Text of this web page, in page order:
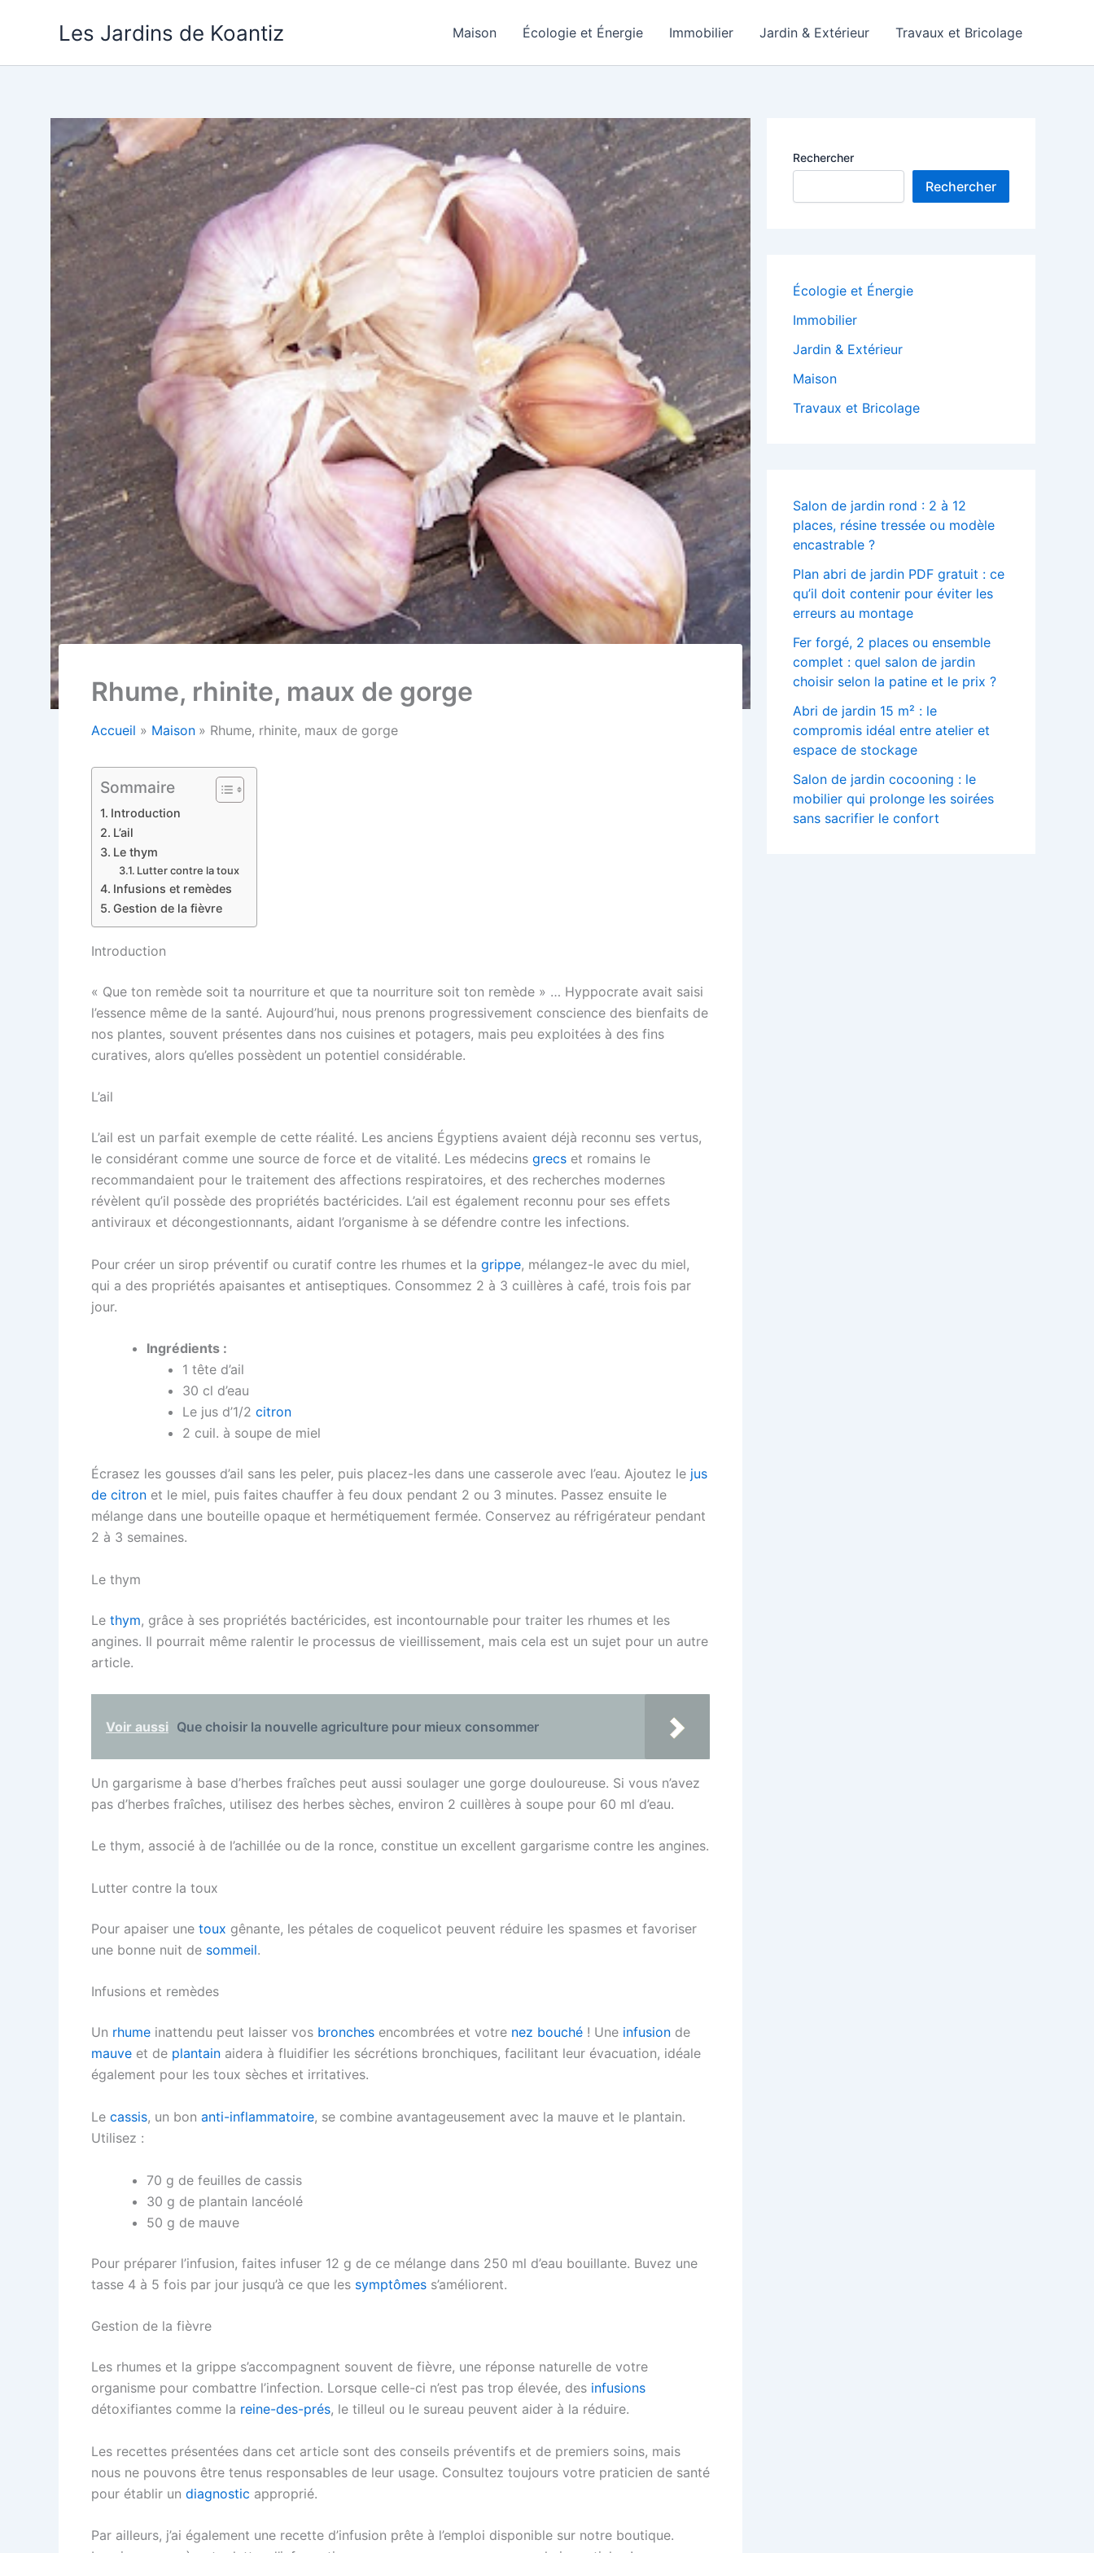
Les Jardins de Koantiz Maison Écologie et Énergie Immobilier Jardin & Extérieur Travaux et Bricolage
Rhume, rhinite, maux de gorge
Accueil Maison Rhume, rhinite, maux de gorge
Sommaire
Introduction
L’ail
Le thym
Lutter contre la toux
Infusions et remèdes
Gestion de la fièvre
Introduction
« Que ton remède soit ta nourriture et que ta nourriture soit ton remède » … Hyppocrate avait saisi
l’essence même de la santé. Aujourd’hui, nous prenons progressivement conscience des bienfaits de
nos plantes, souvent présentes dans nos cuisines et potagers, mais peu exploitées à des fins
curatives, alors qu’elles possèdent un potentiel considérable.
L’ail
L’ail est un parfait exemple de cette réalité. Les anciens Égyptiens avaient déjà reconnu ses vertus,
le considérant comme une source de force et de vitalité. Les médecins grecs et romains le
recommandaient pour le traitement des affections respiratoires, et des recherches modernes
révèlent qu’il possède des propriétés bactéricides. L’ail est également reconnu pour ses effets
antiviraux et décongestionnants, aidant l’organisme à se défendre contre les infections.
Pour créer un sirop préventif ou curatif contre les rhumes et la grippe, mélangez-le avec du miel,
qui a des propriétés apaisantes et antiseptiques. Consommez 2 à 3 cuillères à café, trois fois par
jour.
Ingrédients :
1 tête d’ail
30 cl d’eau
Le jus d’1/2 citron
2 cuil. à soupe de miel
Écrasez les gousses d’ail sans les peler, puis placez-les dans une casserole avec l’eau. Ajoutez le jus
de citron et le miel, puis faites chauffer à feu doux pendant 2 ou 3 minutes. Passez ensuite le
mélange dans une bouteille opaque et hermétiquement fermée. Conservez au réfrigérateur pendant
2 à 3 semaines.
Le thym
Le thym, grâce à ses propriétés bactéricides, est incontournable pour traiter les rhumes et les
angines. Il pourrait même ralentir le processus de vieillissement, mais cela est un sujet pour un autre
article.
Voir aussi Que choisir la nouvelle agriculture pour mieux consommer
Un gargarisme à base d’herbes fraîches peut aussi soulager une gorge douloureuse. Si vous n’avez
pas d’herbes fraîches, utilisez des herbes sèches, environ 2 cuillères à soupe pour 60 ml d’eau.
Le thym, associé à de l’achillée ou de la ronce, constitue un excellent gargarisme contre les angines.
Lutter contre la toux
Pour apaiser une toux gênante, les pétales de coquelicot peuvent réduire les spasmes et favoriser
une bonne nuit de sommeil.
Infusions et remèdes
Un rhume inattendu peut laisser vos bronches encombrées et votre nez bouché ! Une infusion de
mauve et de plantain aidera à fluidifier les sécrétions bronchiques, facilitant leur évacuation, idéale
également pour les toux sèches et irritatives.
Le cassis, un bon anti-inflammatoire, se combine avantageusement avec la mauve et le plantain.
Utilisez :
70 g de feuilles de cassis
30 g de plantain lancéolé
50 g de mauve
Pour préparer l’infusion, faites infuser 12 g de ce mélange dans 250 ml d’eau bouillante. Buvez une
tasse 4 à 5 fois par jour jusqu’à ce que les symptômes s’améliorent.
Gestion de la fièvre
Les rhumes et la grippe s’accompagnent souvent de fièvre, une réponse naturelle de votre
organisme pour combattre l’infection. Lorsque celle-ci n’est pas trop élevée, des infusions
détoxifiantes comme la reine-des-prés, le tilleul ou le sureau peuvent aider à la réduire.
Les recettes présentées dans cet article sont des conseils préventifs et de premiers soins, mais
nous ne pouvons être tenus responsables de leur usage. Consultez toujours votre praticien de santé
pour établir un diagnostic approprié.
Par ailleurs, j’ai également une recette d’infusion prête à l’emploi disponible sur notre boutique.
Rechercher
Rechercher
Écologie et Énergie
Immobilier
Jardin & Extérieur
Maison
Travaux et Bricolage
Salon de jardin rond : 2 à 12
places, résine tressée ou modèle
encastrable ?
Plan abri de jardin PDF gratuit : ce
qu’il doit contenir pour éviter les
erreurs au montage
Fer forgé, 2 places ou ensemble
complet : quel salon de jardin
choisir selon la patine et le prix ?
Abri de jardin 15 m² : le
compromis idéal entre atelier et
espace de stockage
Salon de jardin cocooning : le
mobilier qui prolonge les soirées
sans sacrifier le confort